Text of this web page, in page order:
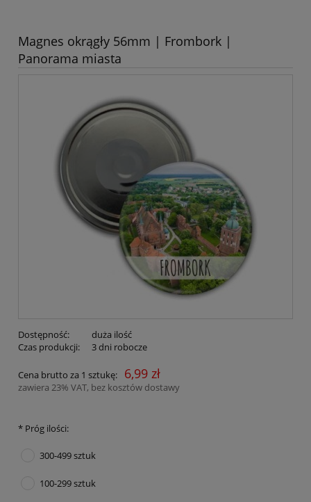
Magnes okrągły 56mm | Frombork |
Panorama miasta
Dostępność:
duża ilość
Czas produkcji:
3 dni robocze
Cena brutto za 1 sztukę: 6,99 zł
zawiera 23% VAT, bez kosztów dostawy
* Próg ilości:
300-499 sztuk
100-299 sztuk